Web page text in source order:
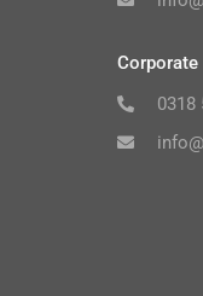
Corporate
0318